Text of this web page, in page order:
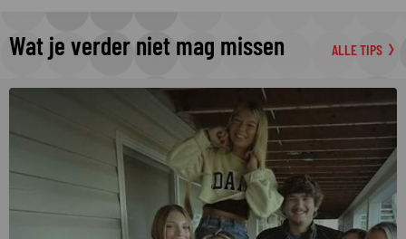
Wat je verder niet mag missen ALLE TIPS